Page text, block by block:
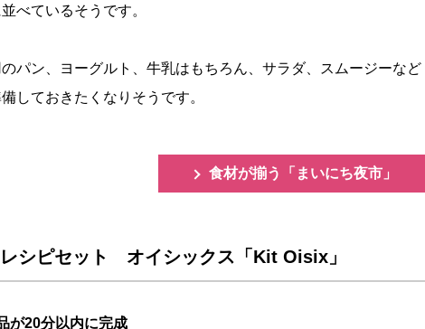
べているそうです。
パン、ヨーグルト、牛乳はもちろん、サラダ、スムージーなど
しておきたくなりそうです。
食材が揃う「まいにち夜市」
シピセット オイシックス「Kit Oisix」
が20分以内に完成